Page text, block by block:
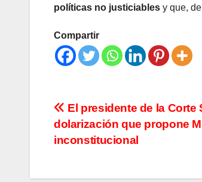
políticas no justiciables y que,
Compartir
Navegación
de
El presidente de la Corte
dolarización que propone
inconstitucional